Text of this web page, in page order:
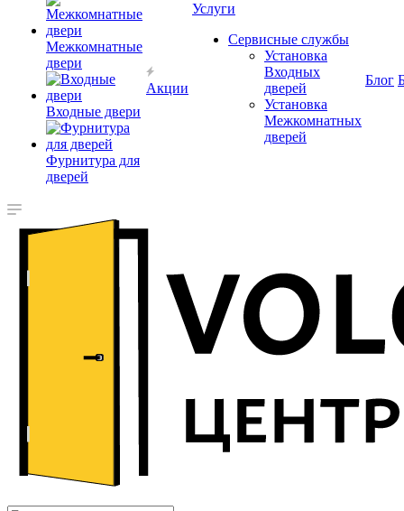
Межкомнатные
двери
Входные двери
Фурнитура для
дверей
Акции
Услуги
Сервисные службы
Установка
Входных
дверей
Установка
Межкомнатных
дверей
Блог